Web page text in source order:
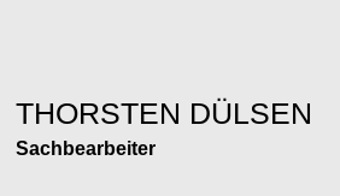
THORSTEN DÜLSEN
Sachbearbeiter